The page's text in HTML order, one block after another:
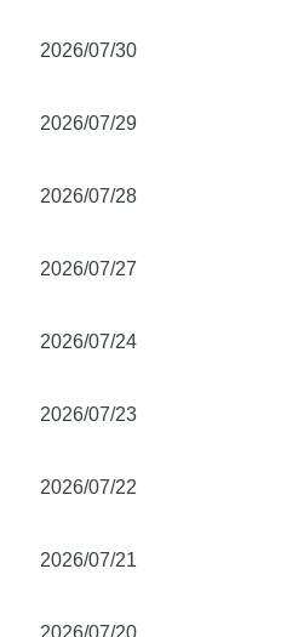
2026/07/30
2026/07/29
2026/07/28
2026/07/27
2026/07/24
2026/07/23
2026/07/22
2026/07/21
2026/07/20